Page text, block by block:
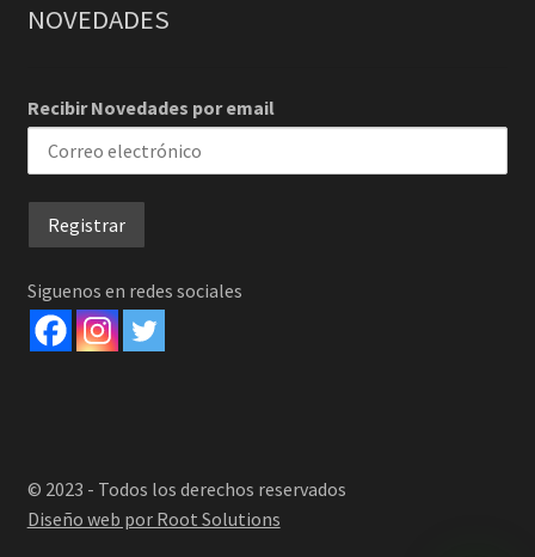
NOVEDADES
Recibir Novedades por email
Siguenos en redes sociales
© 2023 - Todos los derechos reservados
Diseño web por Root Solutions